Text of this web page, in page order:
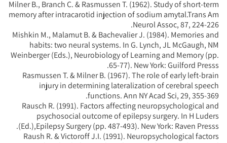
Milner B., Branch C. & Rasmussen T. (1962). Study of short-term
memory after intracarotid injection of sodium amytal.Trans Am
Neurol Assoc, 87, 224-226.
Mishkin M., Malamut B. & Bachevalier J. (1984). Memories and
habits: two neural systems. In G. Lynch, JL McGaugh, NM
Weinberger (Eds.), Neurobiology of Learning and Memory (pp.
65-77). New York: Guilford Presss.
Rasmussen T. & Milner B. (1967). The role of early left-brain
injury in determining lateralization of cerebral speech
functions. Ann NY Acad Sci, 29, 355-369.
Rausch R. (1991). Factors affecting neuropsychological and
psychosocial outcome of epilepsy surgery. In H Luders
(Ed.),Epilepsy Surgery (pp. 487-493). New York: Raven Presss.
Raush R. & Victoroff J.I. (1991). Neuropsychological factors